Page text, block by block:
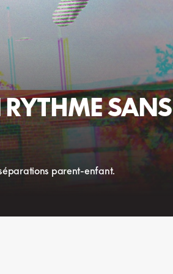
RYTHME SANS
parent-enfant.